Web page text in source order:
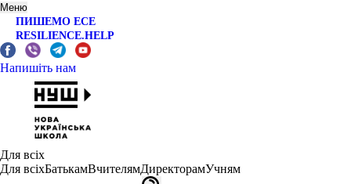
Меню
ПИШЕМО ЕСЕ
RESILIENCE.HELP
Напишіть нам
Для всіх
Для всіхБатькамВчителямДиректорамУчням